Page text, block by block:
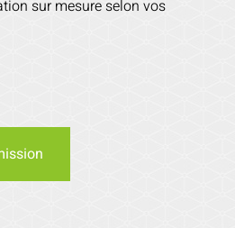
sur mesure selon vos